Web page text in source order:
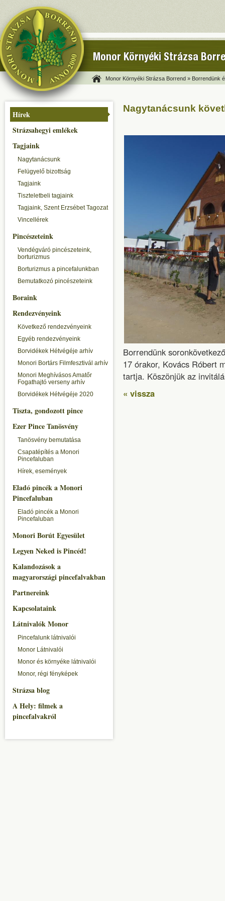
Monor Környéki Strázsa
Monor Környéki Strázsa Borrend » Borrendünk
Hírek
Strázsahegyi emlékek
Tagjaink
Nagytanácsunk
Felügyelő bizottság
Tagjaink
Tiszteletbeli tagjaink
Tagjaink, Szent Erzsébet Tagozat
Vincellérek
Pincészeteink
Vendégváró pincészeteink,
borturizmus
Borturizmus a pincefalunkban
Bemutatkozó pincészeteink
Boraink
Rendezvényeink
Következő rendezvényeink
Egyéb rendezvényeink
Borvidékek Hétvégéje arhív
Monori Bortárs Filmfesztivál arhív
Monori Meghívásos Amatőr
Fogathajtó verseny arhív
Borvidékek Hétvégéje 2020
Tiszta, gondozott pince
Ezer Pince Tanösvény
Tanösvény bemutatása
Csapatépítés a Monori
Pincefaluban
Hírek, események
Eladó pincék a Monori
Pincefaluban
Eladó pincék a Monori
Pincefaluban
Monori Borút Egyesület
Legyen Neked is Pincéd!
Kalandozások a
magyarországi pincefalvakban
Partnereink
Kapcsolataink
Látnivalók Monor
Pincefalunk látnivalói
Monor Látnivalói
Monor és környéke látnivalói
Monor, régi fényképek
Strázsa blog
A Hely: filmek a
pincefalvakról
Nagytanácsunk
Borrendünk
17 órakor, Kovács Róbert
tartja. Köszönjük az
« vissza